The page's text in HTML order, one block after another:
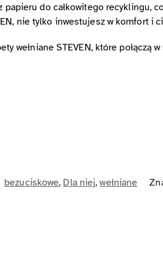
do całkowitego recyklingu,
nie tylko inwestujesz w komfort i
wełniane STEVEN, które połączą
bezuciskowe, Dla niej,wełniane